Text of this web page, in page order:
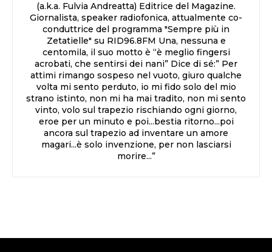
(a.k.a. Fulvia Andreatta) Editrice del Magazine.
Giornalista, speaker radiofonica, attualmente co-
conduttrice del programma "Sempre più in
Zetatielle" su RID96.8FM Una, nessuna e
centomila, il suo motto è “è meglio fingersi
acrobati, che sentirsi dei nani” Dice di sé:” Per
attimi rimango sospeso nel vuoto, giuro qualche
volta mi sento perduto, io mi fido solo del mio
strano istinto, non mi ha mai tradito, non mi sento
vinto, volo sul trapezio rischiando ogni giorno,
eroe per un minuto e poi...bestia ritorno...poi
ancora sul trapezio ad inventare un amore
magari...è solo invenzione, per non lasciarsi
morire...”